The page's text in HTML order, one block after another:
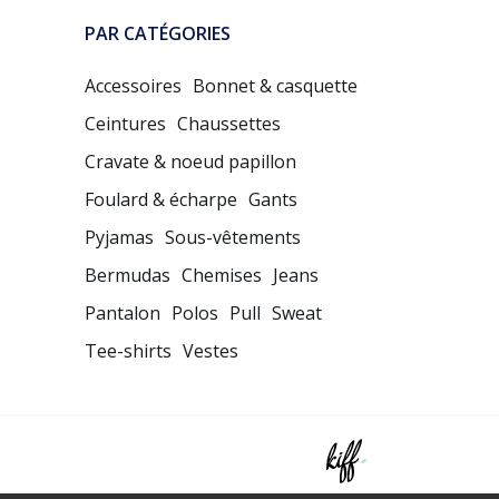
PAR CATÉGORIES
Accessoires Bonnet & casquette
Ceintures Chaussettes
Cravate & noeud papillon
Foulard & écharpe Gants
Pyjamas Sous-vêtements
Bermudas Chemises Jeans
Pantalon Polos Pull Sweat
Tee-shirts Vestes